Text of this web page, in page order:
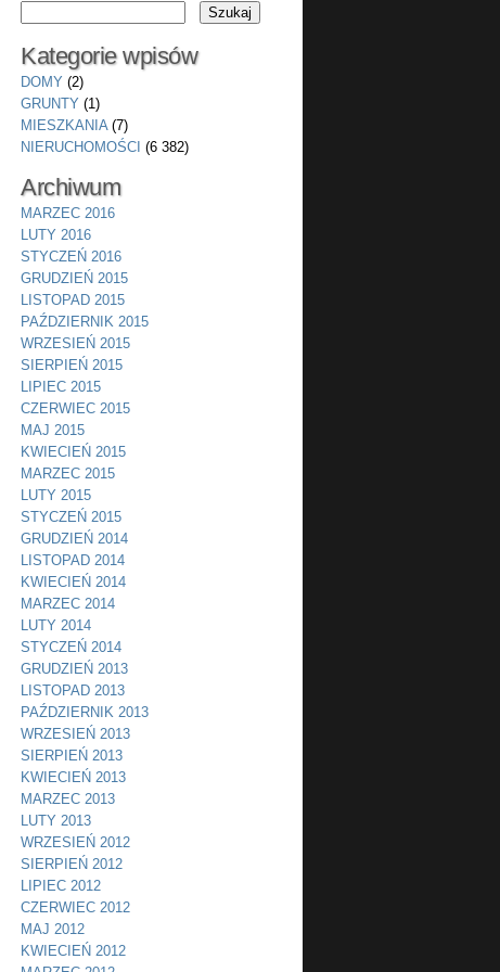
Kategorie wpisów
DOMY (2)
GRUNTY (1)
MIESZKANIA(7)
NIERUCHOMOŚCI (6 382)
Archiwum
MARZEC 2016
LUTY 2016
STYCZEŃ 2016
GRUDZIEŃ 2015
LISTOPAD 2015
PAŹDZIERNIK 2015
WRZESIEŃ 2015
SIERPIEŃ 2015
LIPIEC 2015
CZERWIEC 2015
MAJ 2015
KWIECIEŃ 2015
MARZEC 2015
LUTY 2015
STYCZEŃ 2015
GRUDZIEŃ 2014
LISTOPAD 2014
KWIECIEŃ 2014
MARZEC 2014
LUTY 2014
STYCZEŃ 2014
GRUDZIEŃ 2013
LISTOPAD 2013
PAŹDZIERNIK 2013
WRZESIEŃ 2013
SIERPIEŃ 2013
KWIECIEŃ 2013
MARZEC 2013
LUTY 2013
WRZESIEŃ 2012
SIERPIEŃ 2012
LIPIEC 2012
CZERWIEC 2012
MAJ 2012
KWIECIEŃ 2012